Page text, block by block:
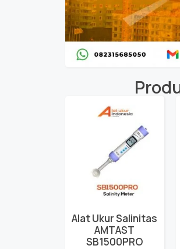
Alat Ukur Salinitas
AMTAST
SB1500PRO